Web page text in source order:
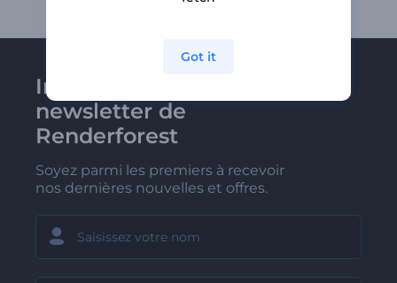
Inscrivez-vous à la
newsletter de
Renderforest
Soyez parmi les premiers à recevoir
nos dernières nouvelles et offres.
Got it